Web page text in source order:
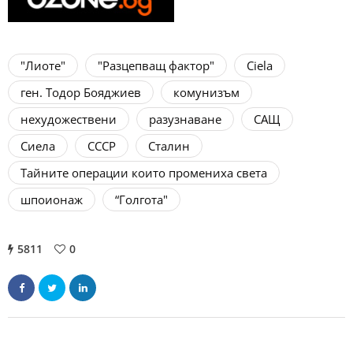
"Лиоте" "Разцепващ фактор"
Ciela
ген. Тодор Бояджиев
комунизъм
нехудожествени
разузнаване
САЩ
Сиела
СССР
Сталин
Тайните операции които промениха света
шпоионаж
“Голгота"
5811 0